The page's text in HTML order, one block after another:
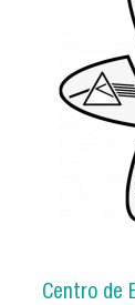
Centro de